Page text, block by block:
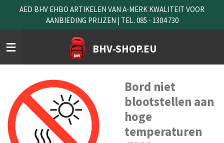
naar
de
hoofdinhoud
BHV-SHOP.EU
AED BHV EHBO ARTIKELEN VAN A-MERK KWALITEIT VOOR
AANBIEDING PRIJZEN | TEL. 085 - 1304 730
Bord niet
blootstellen aan
hoge
temperaturen